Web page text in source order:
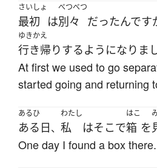
さいしょ
最初 は
べつべつ
別々 だったんです
ゆきかえ
行き帰りするようになりま
At first we used to go
started going and returning
あるひ
ある日、
わたし
私 はそこで
はこ
箱 を
One day I found a box there.